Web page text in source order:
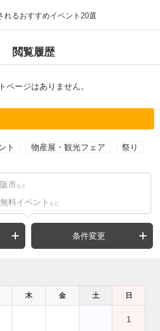
れるおすすめイベント20選
閲覧履歴
ページはありません。
ト 物産展・観光フェア 祭り
市 など
料イベント など
条件変更
木 金 土 日
1